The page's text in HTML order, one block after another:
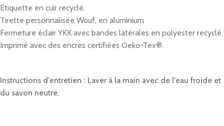
Étiquette en cuir recyclé.
Tirette personnalisée Wouf, en aluminium
Fermeture éclair YKK avec bandes latérales en polyester recyclé.
Imprimé avec des encres certifiées Oeko-Tex®.
Instructions d’entretien : Laver à la main avec de l’eau froide et
du savon neutre.